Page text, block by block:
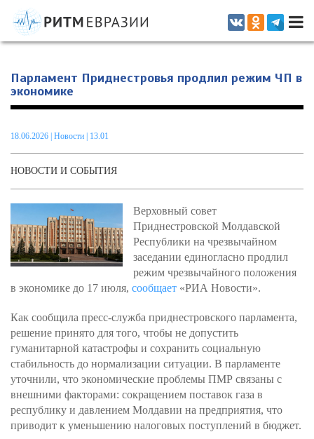
Информационно-аналитическое издание, посвященное актуальным
проблемам интеграции на постсоветском пространстве
Парламент Приднестровья продлил режим ЧП в
экономике
18.06.2026 Новости | 13.01
НОВОСТИ И СОБЫТИЯ
Верховный совет
Приднестровской Молдавской
Республики на чрезвычайном
заседании единогласно продлил
режим чрезвычайного положения
в экономике до 17 июля, сообщает «РИА Новости».
Как сообщила пресс-служба приднестровского парламента,
решение принято для того, чтобы не допустить
гуманитарной катастрофы и сохранить социальную
стабильность до нормализации ситуации. В парламенте
уточнили, что экономические проблемы ПМР связаны с
внешними факторами: сокращением поставок газа в
республику и давлением Молдавии на предприятия, что
приводит к уменьшению налоговых поступлений в бюджет.